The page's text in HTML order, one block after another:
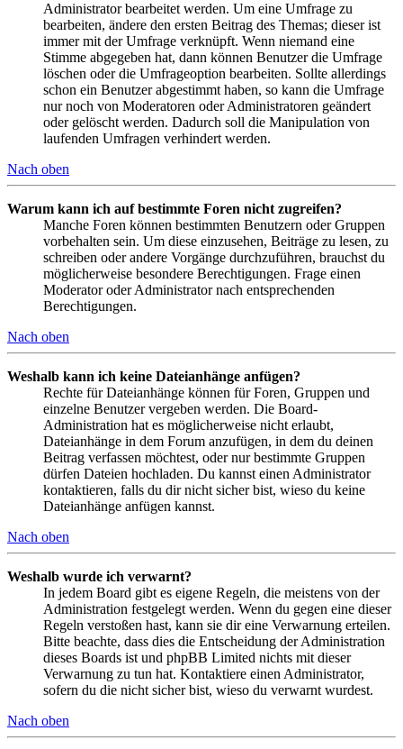
Administrator bearbeitet werden. Um eine Umfrage zu
bearbeiten, ändere den ersten Beitrag des Themas; dieser ist
immer mit der Umfrage verknüpft. Wenn niemand eine
Stimme abgegeben hat, dann können Benutzer die Umfrage
löschen oder die Umfrageoption bearbeiten. Sollte allerdings
schon ein Benutzer abgestimmt haben, so kann die Umfrage
nur noch von Moderatoren oder Administratoren geändert
oder gelöscht werden. Dadurch soll die Manipulation von
laufenden Umfragen verhindert werden.
Nach oben
Warum kann ich auf bestimmte Foren nicht zugreifen?
Manche Foren können bestimmten Benutzern oder Gruppen
vorbehalten sein. Um diese einzusehen, Beiträge zu lesen, zu
schreiben oder andere Vorgänge durchzuführen, brauchst du
möglicherweise besondere Berechtigungen. Frage einen
Moderator oder Administrator nach entsprechenden
Berechtigungen.
Nach oben
Weshalb kann ich keine Dateianhänge anfügen?
Rechte für Dateianhänge können für Foren, Gruppen und
einzelne Benutzer vergeben werden. Die Board-
Administration hat es möglicherweise nicht erlaubt,
Dateianhänge in dem Forum anzufügen, in dem du deinen
Beitrag verfassen möchtest, oder nur bestimmte Gruppen
dürfen Dateien hochladen. Du kannst einen Administrator
kontaktieren, falls du dir nicht sicher bist, wieso du keine
Dateianhänge anfügen kannst.
Nach oben
Weshalb wurde ich verwarnt?
In jedem Board gibt es eigene Regeln, die meistens von der
Administration festgelegt werden. Wenn du gegen eine dieser
Regeln verstoßen hast, kann sie dir eine Verwarnung erteilen.
Bitte beachte, dass dies die Entscheidung der Administration
dieses Boards ist und phpBB Limited nichts mit dieser
Verwarnung zu tun hat. Kontaktiere einen Administrator,
sofern du die nicht sicher bist, wieso du verwarnt wurdest.
Nach oben